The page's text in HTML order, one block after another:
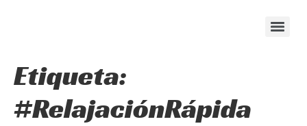
Etiqueta:
#RelajaciónRápida